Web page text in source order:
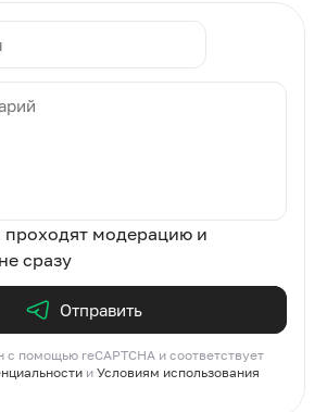
модерацию и
сразу
Отправить
с помощью reCAPTCHA и соответствует
и Условиям использования